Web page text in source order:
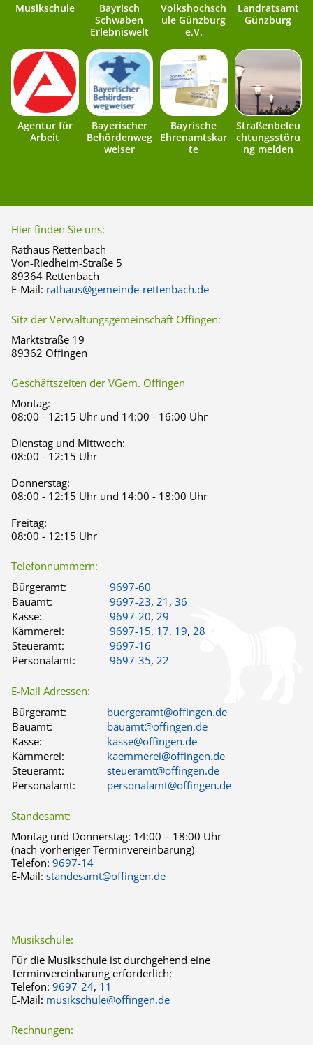
Musikschule
Bayrisch
Schwaben
Erlebniswelt
Volkshochsch
ule Günzburg
e.V.
Landratsamt
Günzburg
Agentur für
Arbeit
Bayerischer
Behördenweg
weiser
Bayrische
Ehrenamtskar
te
Straßenbeleu
chtungsstöru
ng melden
Hier finden Sie uns:
Rathaus Rettenbach
Von-Riedheim-Straße 5
89364 Rettenbach
E-Mail: rathaus@gemeinde-rettenbach.de
Sitz der Verwaltungsgemeinschaft Offingen:
Marktstraße 19
89362 Offingen
Geschäftszeiten der VGem. Offingen
Montag:
08:00 - 12:15 Uhr und 14:00 - 16:00 Uhr
Dienstag und Mittwoch:
08:00 - 12:15 Uhr
Donnerstag:
08:00 - 12:15 Uhr und 14:00 - 18:00 Uhr
Freitag:
08:00 - 12:15 Uhr
Telefonnummern:
Bürgeramt:
9697-60
Bauamt:
9697-23, 21 , 36
Kasse:
9697-20, 29
Kämmerei:
9697-15, 17, 19, 28
Steueramt:
9697-16
Personalamt:
9697-35, 22
E-Mail Adressen:
Bürgeramt:
buergeramt@offingen.de
Bauamt:
bauamt@offingen.de
Kasse:
kasse@offingen.de
Kämmerei:
kaemmerei@offingen.de
Steueramt:
steueramt@offingen.de
Personalamt:
personalamt@offingen.de
Standesamt:
Montag und Donnerstag: 14:00 – 18:00 Uhr
(nach vorheriger Terminvereinbarung)
Telefon: 9697-14
E-Mail: standesamt@offingen.de
Musikschule:
Für die Musikschule ist durchgehend eine
Terminvereinbarung erforderlich:
Telefon: 9697-24, 11
E-Mail: musikschule@offingen.de
Rechnungen: